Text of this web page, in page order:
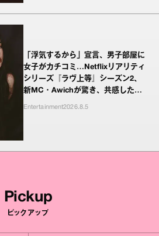
「浮気するから」宣言、男子部屋に
女子がカチコミ…Netflixリアリティ
シリーズ『ラヴ上等』シーズン2、
新MC・Awichが驚き、共感したヤ
Entertainment2026.8.5
Pickup
ピックアップ